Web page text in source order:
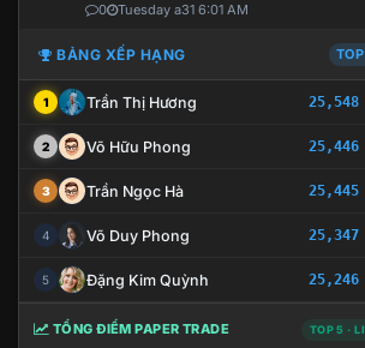
0 Tuesday a31 6:01 AM
BẢNG XẾP HẠNG
1 Trần Thị Hương 25,548
2 Võ Hữu Phong 25,446
3 Trần Ngọc Hà 25,445
4 Võ Duy Phong 25,347
5 Đặng Kim Quỳnh 25,246
TỔNG ĐIỂM PAPER TRADE TOP 5 ·